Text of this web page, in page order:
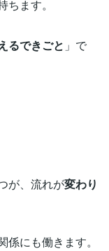
ます。
るできごと 」で
が、流れが変わり
にも働きます。